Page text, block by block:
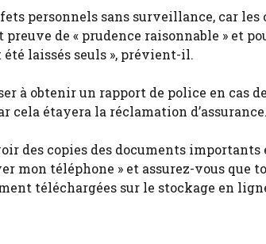
personnels sans surveillance, car les
preuve de « prudence raisonnable » et
été laissés seuls », prévient-il.
à obtenir un rapport de police en cas
cela étayera la réclamation
des copies des documents
mon téléphone » et assurez-vous que
téléchargées sur le stockage en